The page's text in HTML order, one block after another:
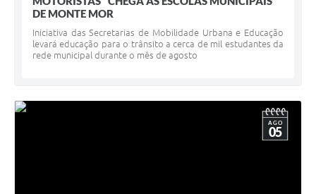
DE MONTE MOR
Iniciativa das Secretarias de Mobilidade Urbana e Educação
levará educação para o trânsito a cerca de mil estudantes da
rede municipal durante o mês de agosto
AGO
05